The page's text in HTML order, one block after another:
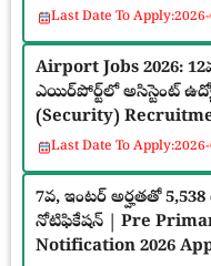
Last Date To Apply:
Airport Jobs 2026:
ఎయిర్‌పోర్ట్‌లో అసిస్టెంట్
(Security)
Last Date To Apply:
7వ, ఇంటర్ అర్హతతో
నోటిఫికేషన్ | Pre
Notification 2026